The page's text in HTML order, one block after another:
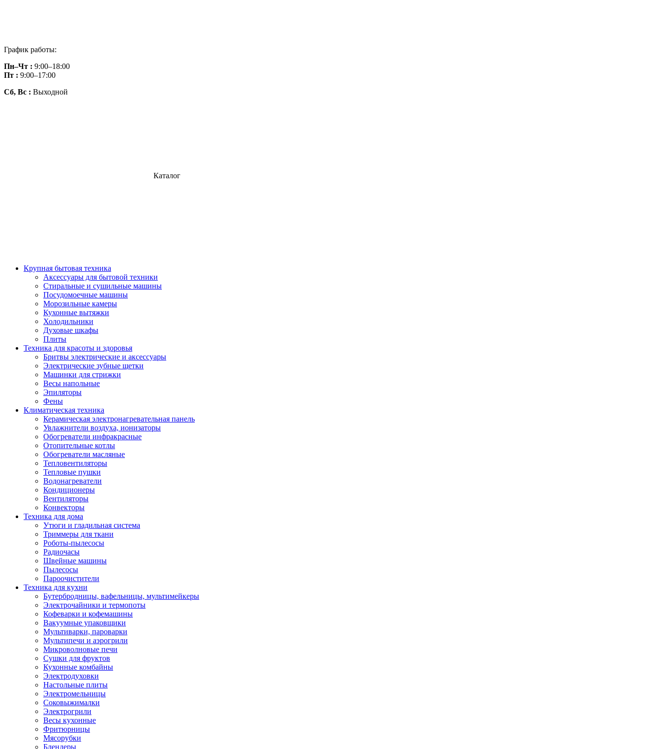
График работы:
Пн–Чт : 9:00–18:00
Пт : 9:00–17:00
Сб, Вс : Выходной
Каталог
Крупная бытовая техника
Аксессуары для бытовой техники
Стиральные и сушильные машины
Посудомоечные машины
Морозильные камеры
Кухонные вытяжки
Холодильники
Духовые шкафы
Плиты
Техника для красоты и здоровья
Бритвы электрические и аксессуары
Электрические зубные щетки
Машинки для стрижки
Весы напольные
Эпиляторы
Фены
Климатическая техника
Керамическая электронагревательная панель
Увлажнители воздуха, ионизаторы
Обогреватели инфракрасные
Отопительные котлы
Обогреватели масляные
Тепловентиляторы
Тепловые пушки
Водонагреватели
Кондиционеры
Вентиляторы
Конвекторы
Техника для дома
Утюги и гладильная система
Триммеры для ткани
Роботы-пылесосы
Радиочасы
Швейные машины
Пылесосы
Пароочистители
Техника для кухни
Бутербродницы, вафельницы, мультимейкеры
Электрочайники и термопоты
Кофеварки и кофемашины
Вакуумные упаковщики
Мультиварки, пароварки
Мультипечи и аэрогрили
Микроволновые печи
Сушки для фруктов
Кухонные комбайны
Электродуховки
Настольные плиты
Электромельницы
Соковыжималки
Электрогрили
Весы кухонные
Фритюрницы
Мясорубки
Блендеры